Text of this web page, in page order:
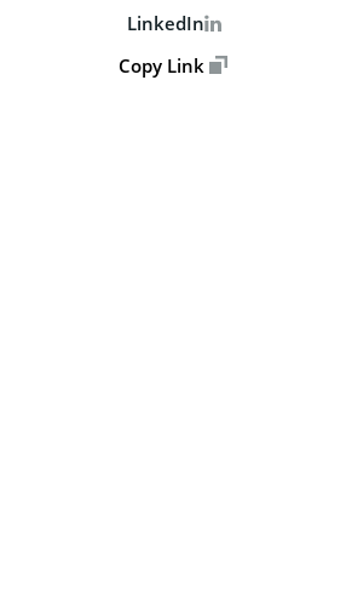
LinkedIn